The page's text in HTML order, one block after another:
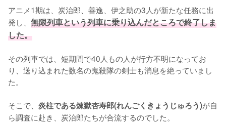
アニメ1期は、炭治郎、善逸、伊之助の3人が新たな任務に出
発し、 無限列車という列車に乗り込んだところで終了しま
した。
その列車では、短期間で40人もの人が行方不明になってお
り、送り込まれた数名の鬼殺隊の剣士も消息を絶っていまし
た。
そこで、 炎柱である煉獄杏寿郎(れんごくきょうじゅろう)が自
ら調査に赴き、炭治郎たちが合流するのでした。